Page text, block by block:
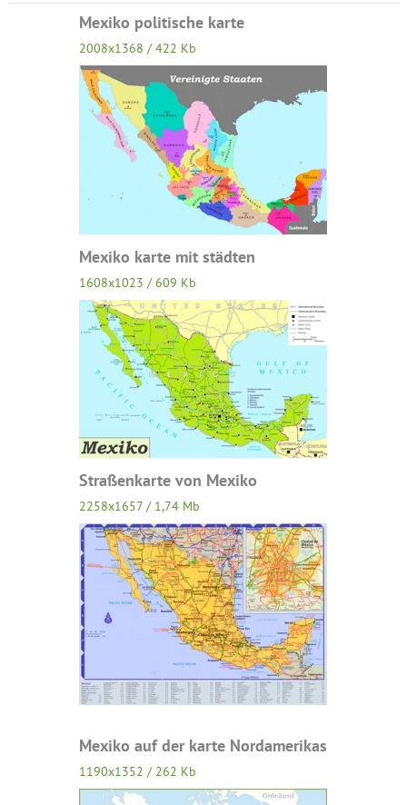
Mexiko politische karte
2008x1368 / 422 Kb
Mexiko karte mit städten
1608x1023 / 609 Kb
Straßenkarte von Mexiko
2258x1657 / 1,74 Mb
Mexiko auf der karte Nordamerikas
1190x1352 / 262 Kb